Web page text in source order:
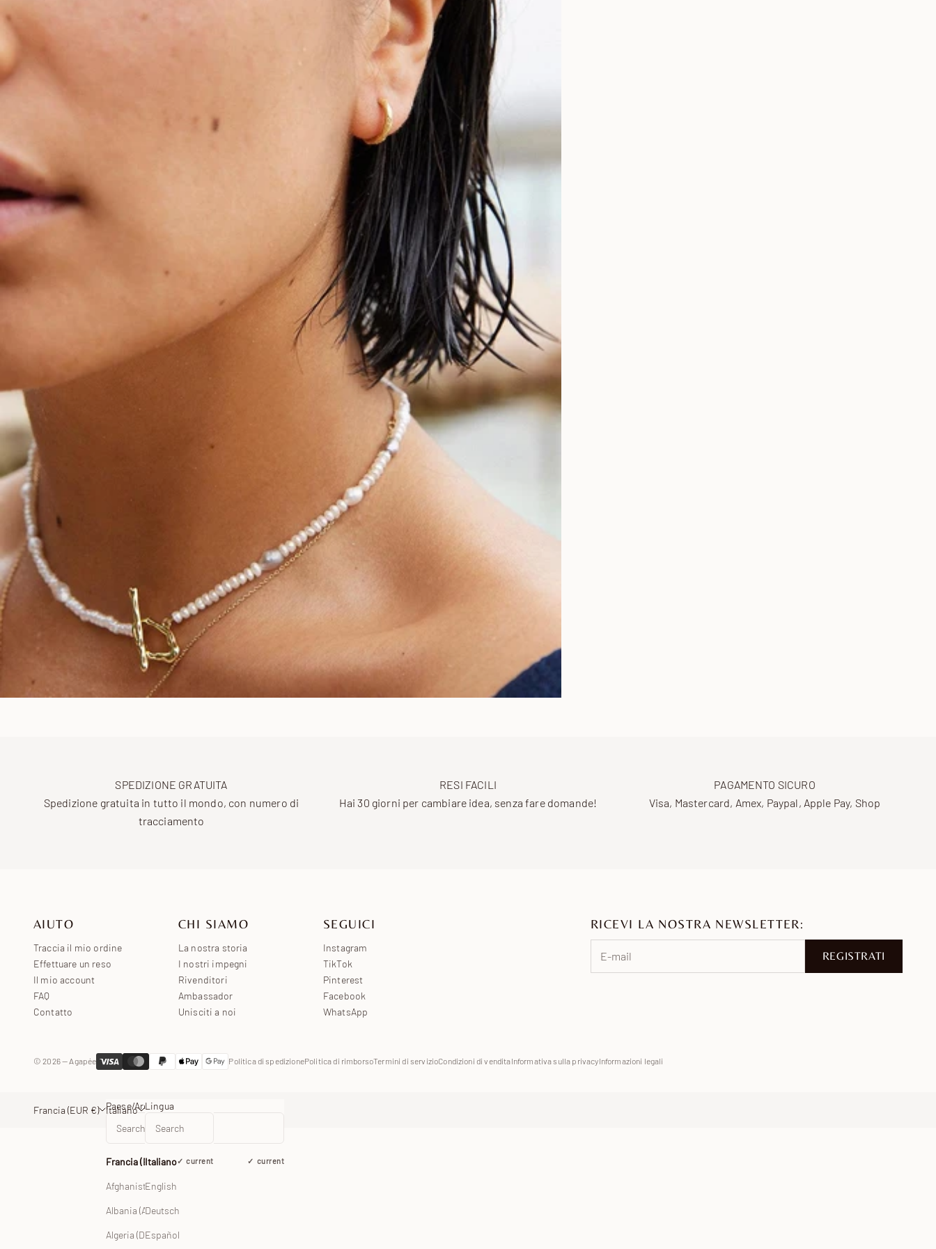
SPEDIZIONE GRATUITA
Spedizione gratuita in tutto il mondo, con numero di
tracciamento
RESI FACILI
Hai 30 giorni per cambiare idea, senza fare domande!
PAGAMENTO SICURO
Visa, Mastercard, Amex, Paypal, Apple Pay, Shop
AIUTO
Traccia il mio ordine
Effettuare un reso
Il mio account
FAQ
Contatto
CHI SIAMO
La nostra storia
I nostri impegni
Rivenditori
Ambassador
Unisciti a noi
SEGUICI
Instagram
TikTok
Pinterest
Facebook
WhatsApp
RICEVI LA NOSTRA NEWSLETTER:
REGISTRATI
© 2026 — Agapée Politica di spedizionePolitica di rimborsoTermini di servizioCondizioni di venditaInformativa sulla privacyInformazioni legali
Francia (EUR €) Paese/Area geografica
Francia (EUR €) current
Afghanistan (EUR €)
Albania (ALL L)
Algeria (DZD د.ج)
Italiano Lingua
Italiano current
English
Deutsch
Español